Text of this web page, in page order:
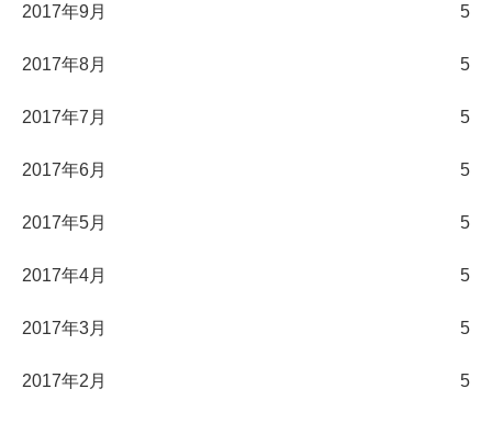
2017年9月 5
2017年8月 5
2017年7月 5
2017年6月 5
2017年5月 5
2017年4月 5
2017年3月 5
2017年2月 5